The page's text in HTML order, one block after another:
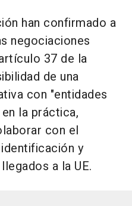
han confirmado a
negociaciones
37 de la
de una
con "entidades
la práctica,
con el
y
a la UE.